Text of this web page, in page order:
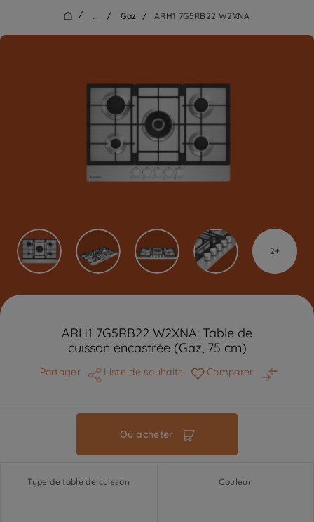
/ ... / Gaz / ARH1 7G5RB22 W2XNA
2
ARH1 7G5RB22 W2XNA: Table de
cuisson encastrée (Gaz, 75 cm)
Partager Liste de souhaits Comparer
Où acheter
Type de table de cuisson Couleur